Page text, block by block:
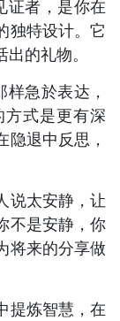
证者，是你在
独特设计。它
的礼物。
急於表达，
式是更有深
退中反思，
说太安静，让
不是安静，你
将来的分享做
提炼智慧，在